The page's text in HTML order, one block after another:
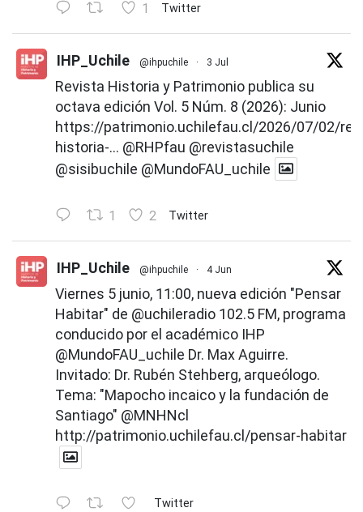
1 Twitter
IHP_Uchile @ihpuchile · 3 Jul
Revista Historia y Patrimonio publica su
octava edición Vol. 5 Núm. 8 (2026): Junio
https://patrimonio.uchilefau.cl/2026/07/02/
historia-... @RHPfau @revistasuchile
@sisibuchile @MundoFAU_uchile
1 2 Twitter
IHP_Uchile @ihpuchile · 4 Jun
Viernes 5 junio, 11:00, nueva edición "Pensar
Habitar" de @uchileradio 102.5 FM, programa
conducido por el académico IHP
@MundoFAU_uchile Dr. Max Aguirre.
Invitado: Dr. Rubén Stehberg, arqueólogo.
Tema: "Mapocho incaico y la fundación de
Santiago" @MNHNcl
http://patrimonio.uchilefau.cl/pensar-habitar
Twitter